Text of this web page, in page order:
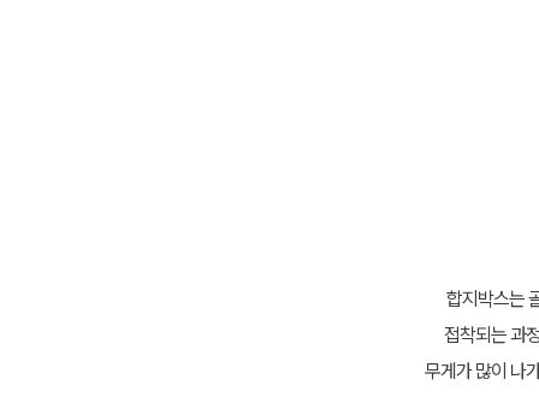
합지박스는
접착되는 과
무게가 많이 나